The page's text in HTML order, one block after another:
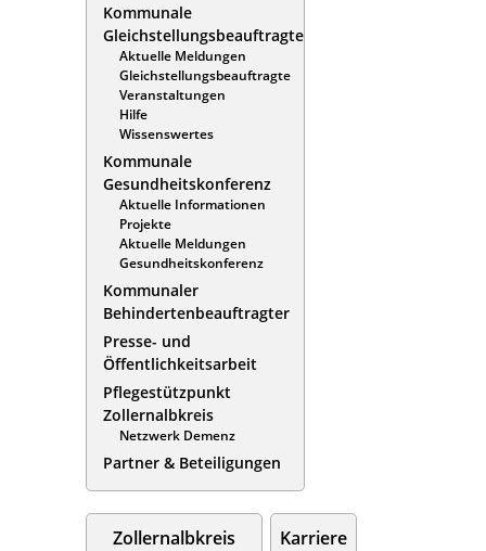
Kommunale
Gleichstellungsbeauftragte
Aktuelle Meldungen
Gleichstellungsbeauftragte
Veranstaltungen
Hilfe
Wissenswertes
Kommunale
Gesundheitskonferenz
Aktuelle Informationen
Projekte
Aktuelle Meldungen
Gesundheitskonferenz
Kommunaler
Behindertenbeauftragter
Presse- und
Öffentlichkeitsarbeit
Pflegestützpunkt
Zollernalbkreis
Netzwerk Demenz
Partner & Beteiligungen
Zollernalbkreis Karriere